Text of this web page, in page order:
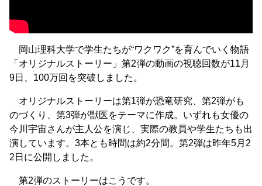
岡山理科大学で学生たちが“ワクワク”を育んでいく物語
「オリジナルストーリー」第2弾の動画の視聴回数が11月
9日、100万回を突破しました。
オリジナルストーリーは第1弾が恐竜研究、第2弾がも
のづくり、第3弾が獣医をテーマに作成。いずれも女優の
今川宇宙さんが主人公を演じ、実際の教員や学生たちも出
演しています。3本とも時間は約2分間。第2弾は昨年5月2
2日に公開しました。
第2弾のストーリーはこうです。